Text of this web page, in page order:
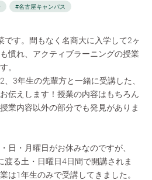
#名古屋キャンパス
です。間もなく名商大に入学して2ヶ
慣れ、アクティブラーニングの授業
。
3年生の先輩方と一緒に受講した、
伝えします！授業の内容はもちろん
業内容以外の部分でも発見がありま
日・月曜日がお休みなのですが、
渡る土・日曜日4日間で開講されま
は1年生のみで受講してきました。